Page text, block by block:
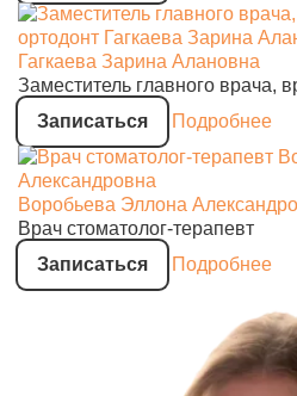
Гагкаева Зарина Алановна
Заместитель главного врача,
Записаться
Подробнее
Воробьева Эллона
Врач стоматолог-терапевт
Записаться
Подробнее